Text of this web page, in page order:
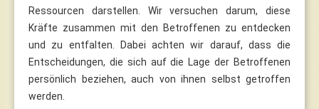
Ressourcen darstellen. Wir versuchen darum, diese
Kräfte zusammen mit den Betroffenen zu entdecken
und zu entfalten. Dabei achten wir darauf, dass die
Entscheidungen, die sich auf die Lage der Betroffenen
persönlich beziehen, auch von ihnen selbst getroffen
werden.